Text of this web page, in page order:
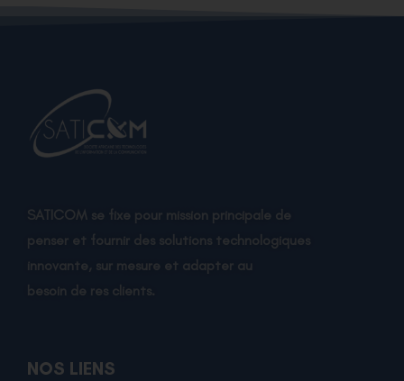
SATICOM se fixe pour mission principale de
penser et fournir des solutions technologiques
innovante, sur mesure et adapter au
besoin de res clients.
NOS LIENS